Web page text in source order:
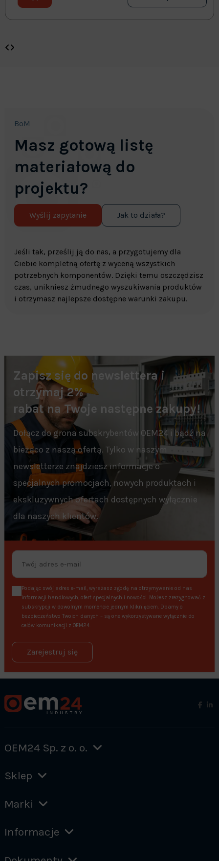
BoM
Masz gotową listę
materiałową do
projektu?
Wyślij zapytanie Jak to działa?
Jeśli tak, prześlij ją do nas, a przygotujemy dla
Ciebie kompletną ofertę z wyceną wszystkich
potrzebnych komponentów. Dzięki temu oszczędzisz
czas, unikniesz żmudnego wyszukiwania produktów
i otrzymasz najlepsze dostępne warunki zakupu.
Zapisz się do newslettera i
otrzymaj 2%
rabat na Twoje następne zakupy!
Dołącz do grona subskrybentów OEM24 i bądź na
bieżąco z naszą ofertą. Tylko w naszym
newsletterze znajdziesz informacje o
specjalnych promocjach, nowych produktach i
ekskluzywnych ofertach dostępnych wyłącznie
dla naszych klientów.
Podając swój adres e-mail, wyrażasz zgodę na otrzymywanie od nas
informacji handlowych, ofert specjalnych i nowości. Możesz zrezygnować z
subskrypcji w dowolnym momencie jednym kliknięciem. Dbamy o
bezpieczeństwo Twoich danych – są one wykorzystywane wyłącznie do
celów komunikacji z OEM24.
Zarejestruj się
OEM24 Sp. z o. o.
Sklep
Marki
Informacje